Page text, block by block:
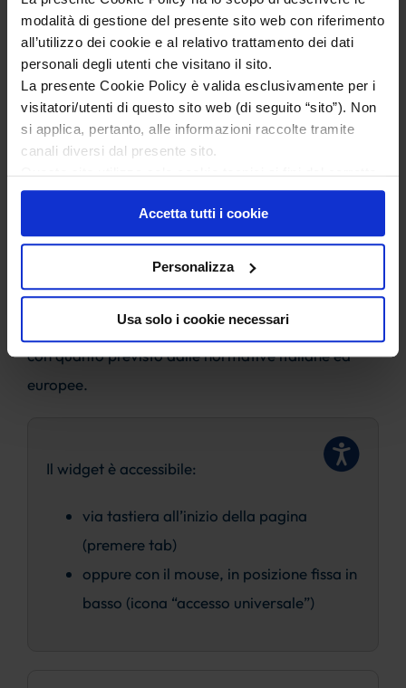
modalità di gestione del presente sito web con riferimento
all’utilizzo dei cookie e al relativo trattamento dei dati
personali degli utenti che visitano il sito.
La presente Cookie Policy è valida esclusivamente per i
visitatori/utenti di questo sito web (di seguito “sito”). Non
si applica, pertanto, alle informazioni raccolte tramite
canali diversi dal presente sito.
Questo sito utilizza solo cookie tecnici ai fini del corretto
funzionamento delle pagine di questo sito, migliorarne la
sicurezza e condurre ricerche e analisi a carattere
aggregato per migliorarne il contenuto.
Accetta tutti i cookie
Personalizza
Usa solo i cookie necessari
Personalizzazione tramite il
nostro widget di
accessibilità
Il widget di accessibilità fornito da AccessiWay è
uno strumento che contribuisce a migliorare
l’accessibilità del sito, rendendolo più fruibile e
compatibile con le principali tecnologie assistive.
Attraverso funzionalità personalizzabili, supporta
una navigazione inclusiva per utenti con disabilità
visive, motorie, cognitive e neurologiche, in linea
con quanto previsto dalle normative italiane ed
europee.
Il widget è accessibile:
via tastiera all’inizio della pagina
(premere tab)
oppure con il mouse, in posizione fissa in
basso (icona “accesso universale”)